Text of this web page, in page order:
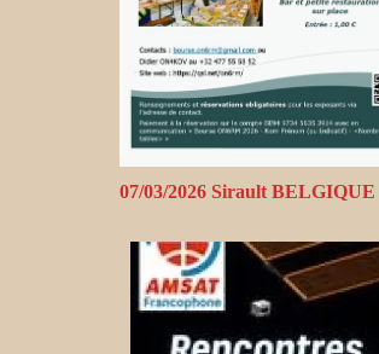
07/03/2026 Sirault BELGIQUE